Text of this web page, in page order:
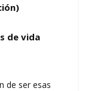
de vida
de ser esas